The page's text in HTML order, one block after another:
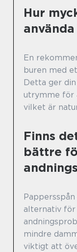
Hur
En
buren med
Detta ger
utrymme för
vilket är
Finns
bättre
alternativ för
mindre
viktigt att